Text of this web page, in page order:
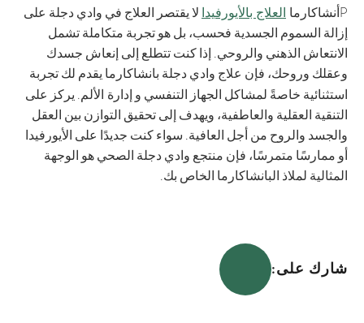
Pأنشاكارما العلاج بالأيورفيدا لا يقتصر العلاج في وادي دجلة على
إزالة السموم الجسدية فحسب، بل هو تجربة متكاملة تشمل
الانتعاش الذهني والروحي. إذا كنت تتطلع إلى إنعاش جسدك
وعقلك وروحك، فإن علاج وادي دجلة بانشاكارما يقدم لك تجربة
استثنائية خاصةً لمشاكل الجهاز التنفسي وإدارة الألم. يركز على
التنقية العقلية والعاطفية، ويهدف إلى تحقيق التوازن بين العقل
والجسد والروح من أجل العافية. سواء كنت جديدًا على الأيورفيدا
أو ممارسًا متمرسًا، فإن منتجع وادي دجلة الصحي هو الوجهة
المثالية لملاذ البانشاكارما الخاص بك.
شارك على: